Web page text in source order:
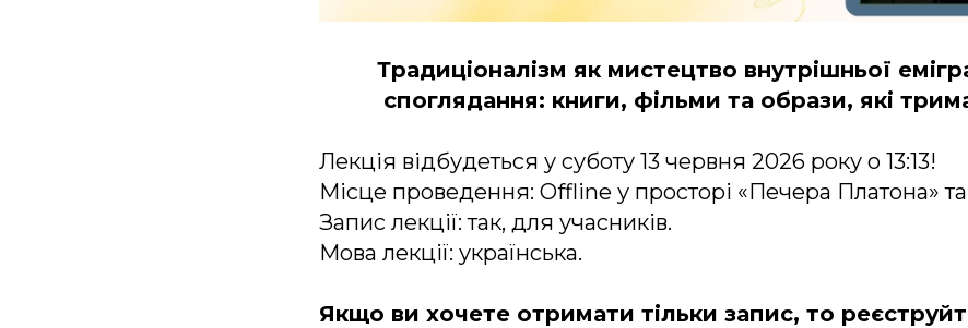
Традиціоналізм як мистецтво внутрішньої
споглядання: книги, фільми та образи, які
Лекція відбудеться у суботу 13 червня 2026 року о 13:13!
Місце проведення: Offline у просторі «Печера Платона»
Запис лекції: так, для учасників.
Мова лекції: українська.
Якщо ви хочете отримати тільки запис, то